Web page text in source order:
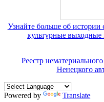
Узнайте больше об истории
культурные выходные
Реестр
Ненецкого
Powered by Translate